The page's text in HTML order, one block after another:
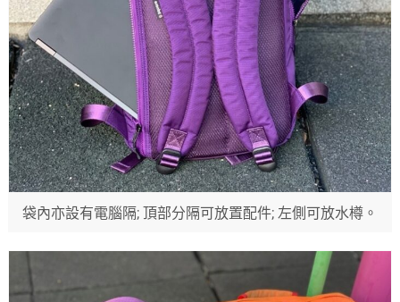
袋內亦設有電腦隔; 頂部分隔可放置配件; 左側可放水樽。